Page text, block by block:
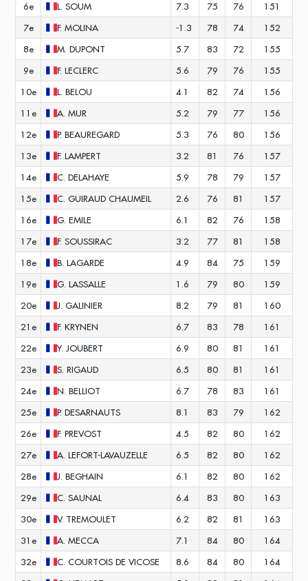
6e
L. SOUM 7.3 75 76
151
7e
F. MOLINA -1.3 78 74
152
8e
M. DUPONT 5.7 83 72
155
9e
F. LECLERC 5.6 79 76
155
10e
L. BELOU 4.1 82 74
156
11e
A. MUR 5.2 79 77
156
12e
P. BEAUREGARD 5.3 76 80
156
13e
F. LAMPERT 3.2 81 76
157
14e
C. DELAHAYE 5.9 78 79
157
15e
C. GUIRAUD CHAUMEIL 2.6 76 81
157
16e
G. EMILE 6.1 82 76
158
17e
F. SOUSSIRAC 3.2 77 81
158
18e
B. LAGARDE 4.9 84 75
159
19e
G. LASSALLE 1.6 79 80
159
20e
J. GALINIER 8.2 79 81
160
21e
F. KRYNEN 6.7 83 78
161
22e
Y. JOUBERT 6.9 80 81
161
23e
S. RIGAUD 6.5 80 81
161
24e
N. BELLIOT 6.7 78 83
161
25e
P. DESARNAUTS 8.1 83 79
162
26e
F. PREVOST 4.5 82 80
162
27e
A. LEFORT-LAVAUZELLE 6.5 82 80
162
28e
J. BEGHAIN 6.1 82 80
162
29e
C. SAUNAL 6.4 83 80
163
30e
V. TREMOULET 6.2 82 81
163
31e
A. MECCA 7.1 84 80
164
32e
C. COURTOIS DE VICOSE 8.6 84 80
164